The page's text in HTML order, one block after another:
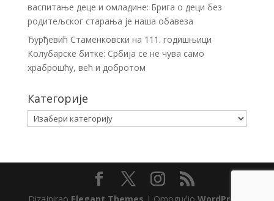
васпитање деце и омладине: Брига о деци без
родитељског старања је наша обавеза
Ђурђевић Стаменковски на 111. годишњици
Колубарске битке: Србија се не чува само
храброшћу, већ и добротом
Категорије
Категорије